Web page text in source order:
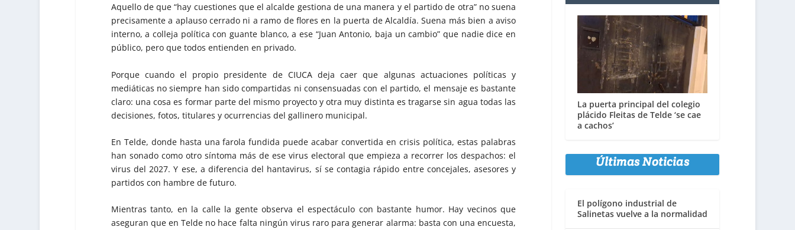
Aquello de que “hay cuestiones que el alcalde gestiona de una manera y el partido de otra” no suena
precisamente a aplauso cerrado ni a ramo de flores en la puerta de Alcaldía. Suena más bien a aviso
interno, a colleja política con guante blanco, a ese “Juan Antonio, baja un cambio” que nadie dice en
público, pero que todos entienden en privado.
Porque cuando el propio presidente de CIUCA deja caer que algunas actuaciones políticas y
mediáticas no siempre han sido compartidas ni consensuadas con el partido, el mensaje es bastante
claro: una cosa es formar parte del mismo proyecto y otra muy distinta es tragarse sin agua todas las
decisiones, fotos, titulares y ocurrencias del gallinero municipal.
En Telde, donde hasta una farola fundida puede acabar convertida en crisis política, estas palabras
han sonado como otro síntoma más de ese virus electoral que empieza a recorrer los despachos: el
virus del 2027. Y ese, a diferencia del hantavirus, sí se contagia rápido entre concejales, asesores y
partidos con hambre de futuro.
Mientras tanto, en la calle la gente observa el espectáculo con bastante humor. Hay vecinos que
aseguran que en Telde no hace falta ningún virus raro para generar alarma: basta con una encuesta,
La puerta principal del colegio
plácido Fleitas de Telde ‘se cae
a cachos’
Últimas Noticias
El polígono industrial de
Salinetas vuelve a la normalidad